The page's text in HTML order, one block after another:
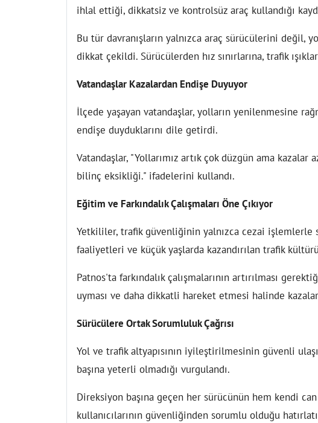
ihlal ettiği, dikkatsiz ve kontrolsüz araç kullandığı
Bu tür davranışların yalnızca araç sürücülerini değil,
dikkat çekildi. Sürücülerden hız sınırlarına, trafik
Vatandaşlar Kazalardan Endişe Duyuyor
İlçede yaşayan vatandaşlar, yolların yenilenmesine
endişe duyduklarını dile getirdi.
Vatandaşlar, "Yollarımız artık çok düzgün ama
bilinç eksikliği." ifadelerini kullandı.
Eğitim ve Farkındalık Çalışmaları Öne Çıkıyor
Yetkililer, trafik güvenliğinin yalnızca cezai işlemlerle
faaliyetleri ve küçük yaşlarda kazandırılan trafik
Patnos'ta farkındalık çalışmalarının artırılması
uyması ve daha dikkatli hareket etmesi halinde
Sürücülere Ortak Sorumluluk Çağrısı
Yol ve trafik altyapısının iyileştirilmesinin güvenli
başına yeterli olmadığı vurgulandı.
Direksiyon başına geçen her sürücünün hem kendi
kullanıcılarının güvenliğinden sorumlu olduğu